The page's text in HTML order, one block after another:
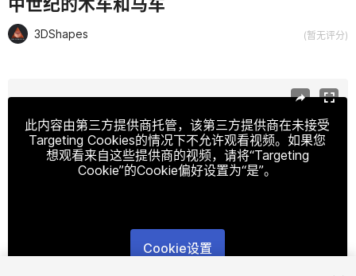
3DShapes (暂无评分)
此内容由第三方提供商托管，该第三方提供商在未接受
Targeting Cookies的情况下不允许观看视频。如果您
想观看来自这些提供商的视频，请将“Targeting
Cookie”的Cookie偏好设置为“是”。
Cookie设置